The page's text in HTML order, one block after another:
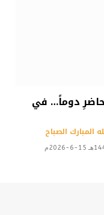
دوماً… في
المبارك الصباح